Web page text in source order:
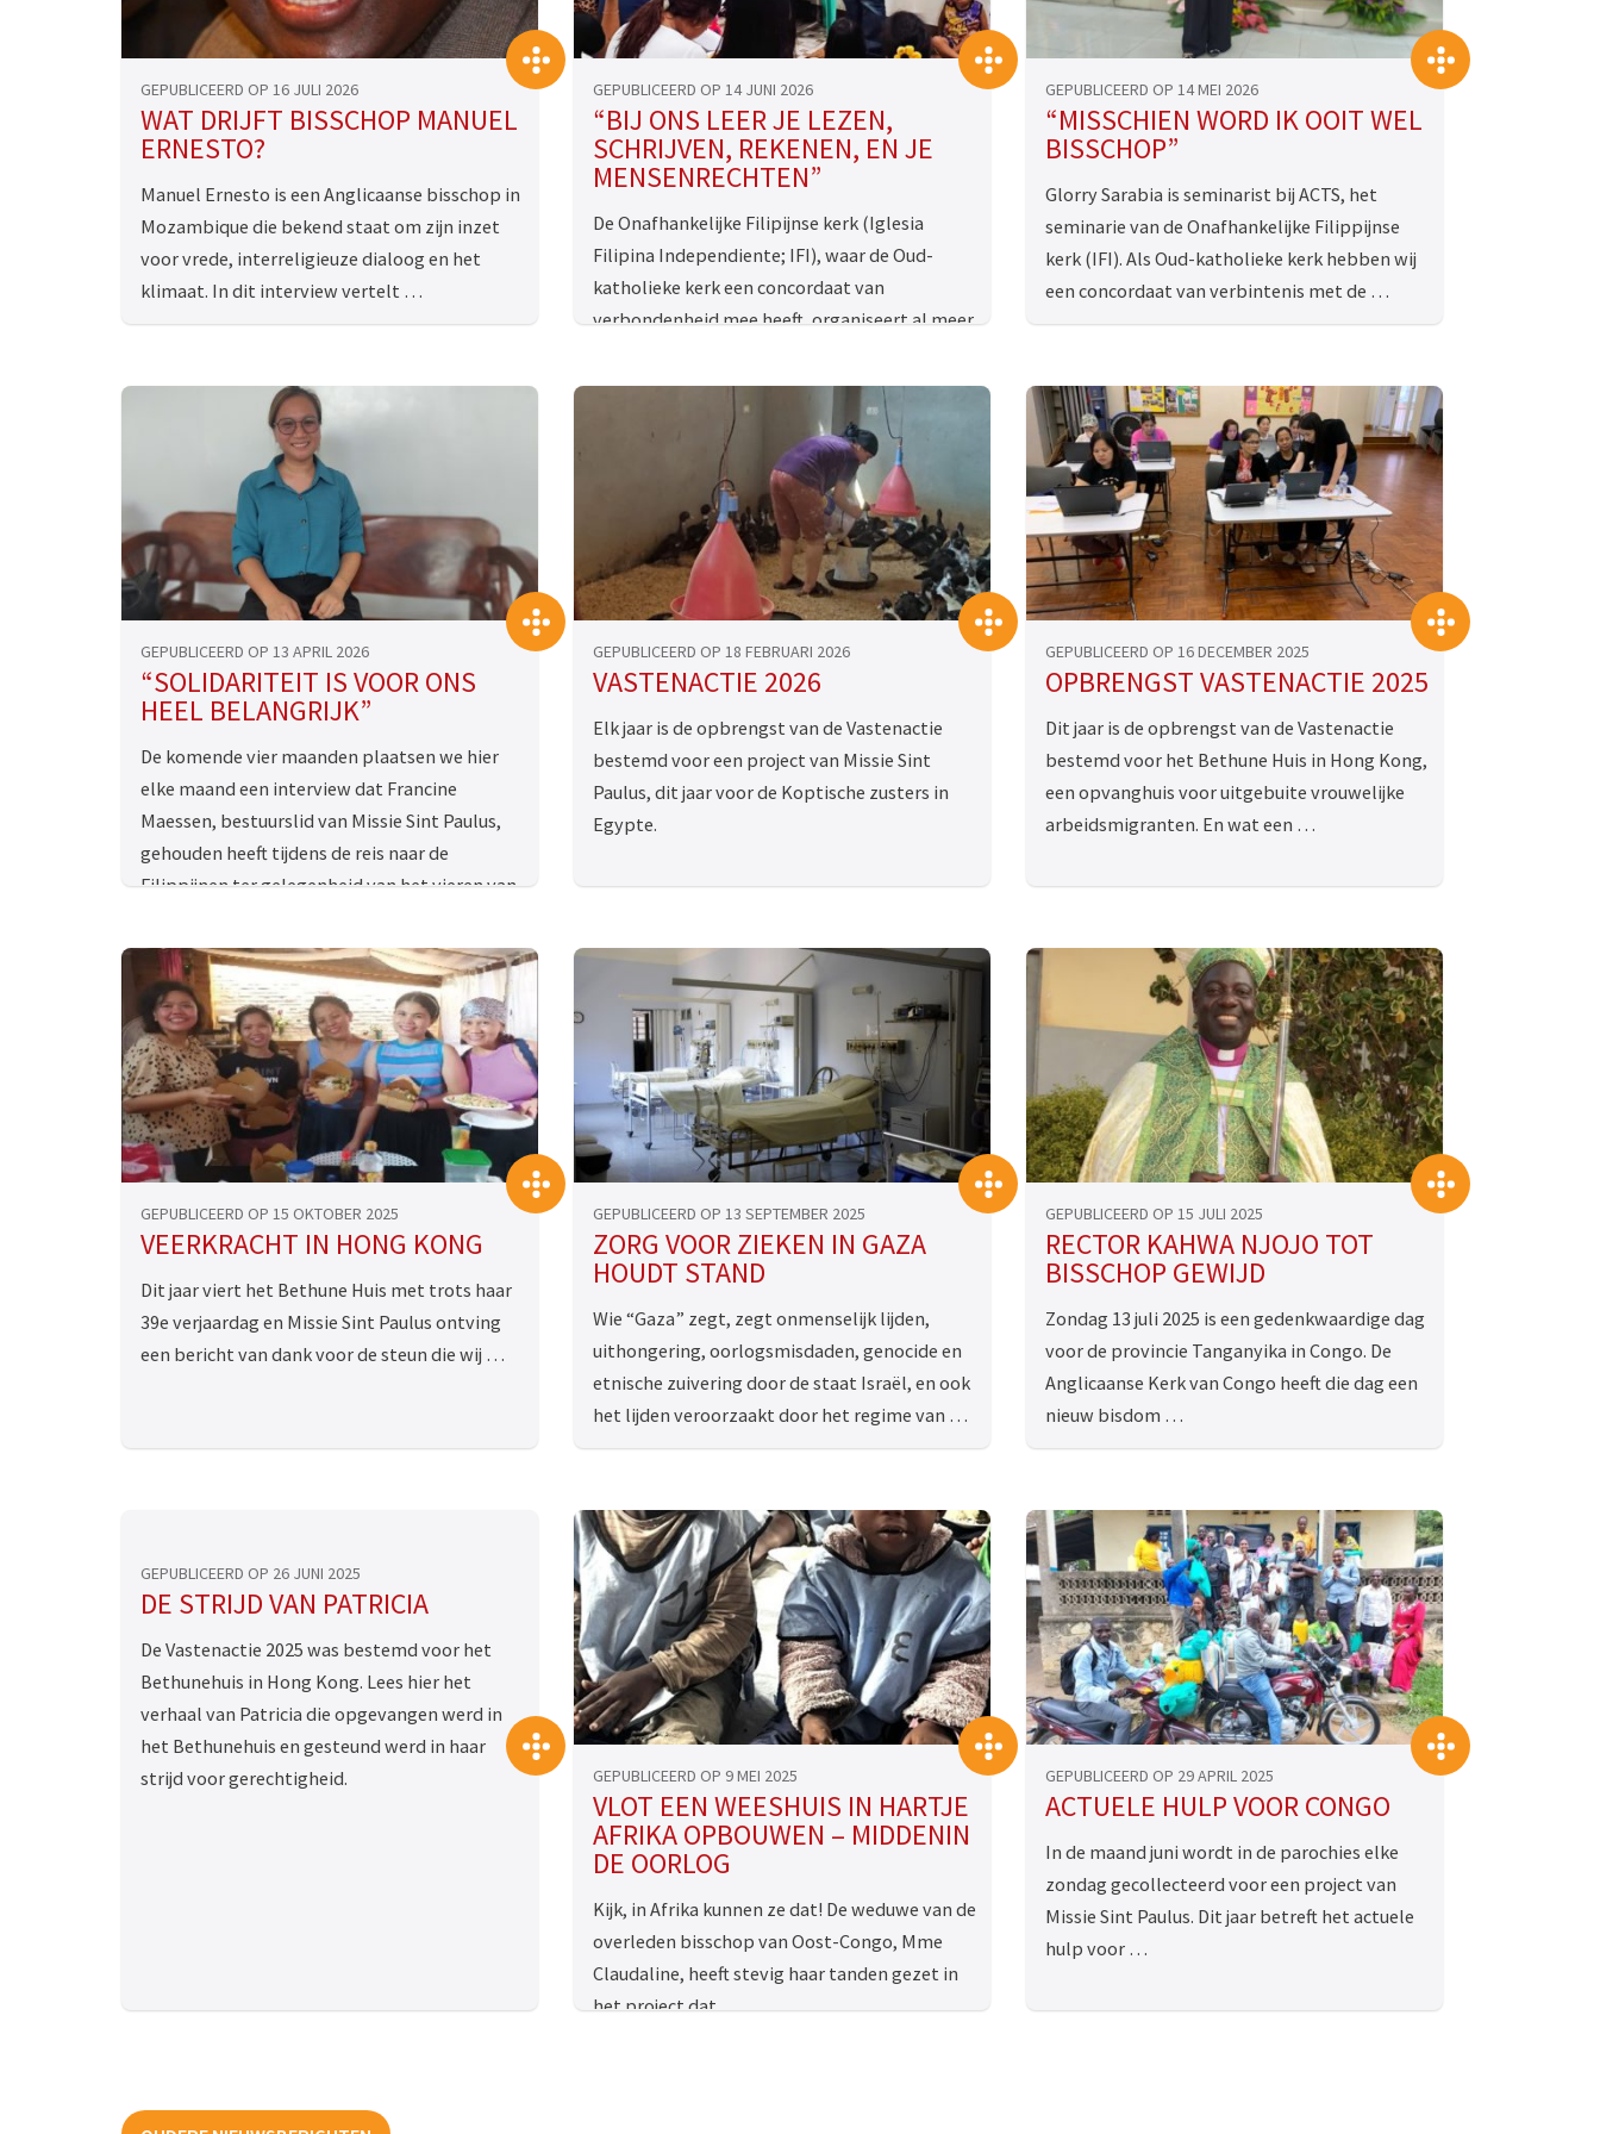
GEPUBLICEERD OP 16 JULI 2026
WAT DRIJFT BISSCHOP MANUEL
ERNESTO?
Manuel Ernesto is een Anglicaanse bisschop in
Mozambique die bekend staat om zijn inzet
voor vrede, interreligieuze dialoog en het
klimaat. In dit interview vertelt …
>
GEPUBLICEERD OP 14 JUNI 2026
“BIJ ONS LEER JE LEZEN,
SCHRIJVEN, REKENEN, EN JE
MENSENRECHTEN”
De Onafhankelijke Filipijnse kerk (Iglesia
Filipina Independiente; IFI), waar de Oud-
katholieke kerk een concordaat van
verbondenheid mee heeft, organiseert al meer
>
GEPUBLICEERD OP 14 MEI 2026
“MISSCHIEN WORD IK OOIT WEL
BISSCHOP”
Glorry Sarabia is seminarist bij ACTS, het
seminarie van de Onafhankelijke Filippijnse
kerk (IFI). Als Oud-katholieke kerk hebben wij
een concordaat van verbintenis met de …
>
GEPUBLICEERD OP 13 APRIL 2026
“SOLIDARITEIT IS VOOR ONS
HEEL BELANGRIJK”
De komende vier maanden plaatsen we hier
elke maand een interview dat Francine
Maessen, bestuurslid van Missie Sint Paulus,
gehouden heeft tijdens de reis naar de
Filippijnen ter gelegenheid van het vieren van
>
GEPUBLICEERD OP 18 FEBRUARI 2026
VASTENACTIE 2026
Elk jaar is de opbrengst van de Vastenactie
bestemd voor een project van Missie Sint
Paulus, dit jaar voor de Koptische zusters in
Egypte.
>
GEPUBLICEERD OP 16 DECEMBER 2025
OPBRENGST VASTENACTIE 2025
Dit jaar is de opbrengst van de Vastenactie
bestemd voor het Bethune Huis in Hong Kong,
een opvanghuis voor uitgebuite vrouwelijke
arbeidsmigranten. En wat een …
>
GEPUBLICEERD OP 15 OKTOBER 2025
VEERKRACHT IN HONG KONG
Dit jaar viert het Bethune Huis met trots haar
39e verjaardag en Missie Sint Paulus ontving
een bericht van dank voor de steun die wij …
>
GEPUBLICEERD OP 13 SEPTEMBER 2025
ZORG VOOR ZIEKEN IN GAZA
HOUDT STAND
Wie “Gaza” zegt, zegt onmenselijk lijden,
uithongering, oorlogsmisdaden, genocide en
etnische zuivering door de staat Israël, en ook
het lijden veroorzaakt door het regime van …
>
GEPUBLICEERD OP 15 JULI 2025
RECTOR KAHWA NJOJO TOT
BISSCHOP GEWIJD
Zondag 13 juli 2025 is een gedenkwaardige dag
voor de provincie Tanganyika in Congo. De
Anglicaanse Kerk van Congo heeft die dag een
nieuw bisdom …
>
GEPUBLICEERD OP 26 JUNI 2025
DE STRIJD VAN PATRICIA
De Vastenactie 2025 was bestemd voor het
Bethunehuis in Hong Kong. Lees hier het
verhaal van Patricia die opgevangen werd in
het Bethunehuis en gesteund werd in haar
strijd voor gerechtigheid.
>
GEPUBLICEERD OP 9 MEI 2025
VLOT EEN WEESHUIS IN HARTJE
AFRIKA OPBOUWEN – MIDDENIN
DE OORLOG
Kijk, in Afrika kunnen ze dat! De weduwe van de
overleden bisschop van Oost-Congo, Mme
Claudaline, heeft stevig haar tanden gezet in
het project dat …
>
GEPUBLICEERD OP 29 APRIL 2025
ACTUELE HULP VOOR CONGO
In de maand juni wordt in de parochies elke
zondag gecollecteerd voor een project van
Missie Sint Paulus. Dit jaar betreft het actuele
hulp voor …
>